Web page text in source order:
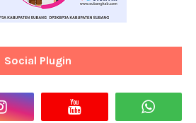
Social Plugin